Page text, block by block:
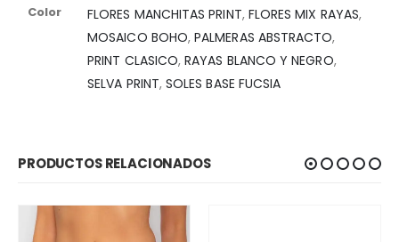
Color FLORES MANCHITAS PRINT, FLORES MIX RAYAS,
MOSAICO BOHO,PALMERAS ABSTRACTO,
PRINT CLASICO,RAYAS BLANCO Y NEGRO,
SELVA PRINT,SOLES BASE FUCSIA
PRODUCTOS RELACIONADOS